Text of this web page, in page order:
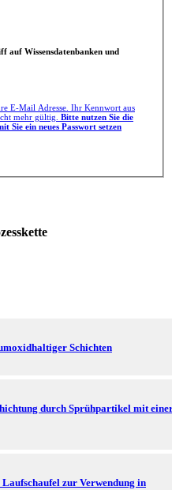
E-Mail Adresse. Ihr Kennwort aus
mehr gültig. Bitte nutzen Sie die
Sie ein neues Passwort setzen
Schichten
durch Sprühpartikel mit
zur Verwendung in